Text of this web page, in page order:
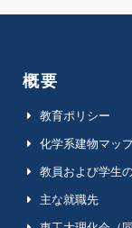
概要
教育ポリシー
化学系建物マッ
教員および学生
主な就職先